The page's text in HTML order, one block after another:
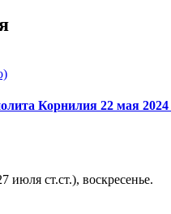
Корнилия 22 мая 2024
июля ст.ст.), воскресенье.